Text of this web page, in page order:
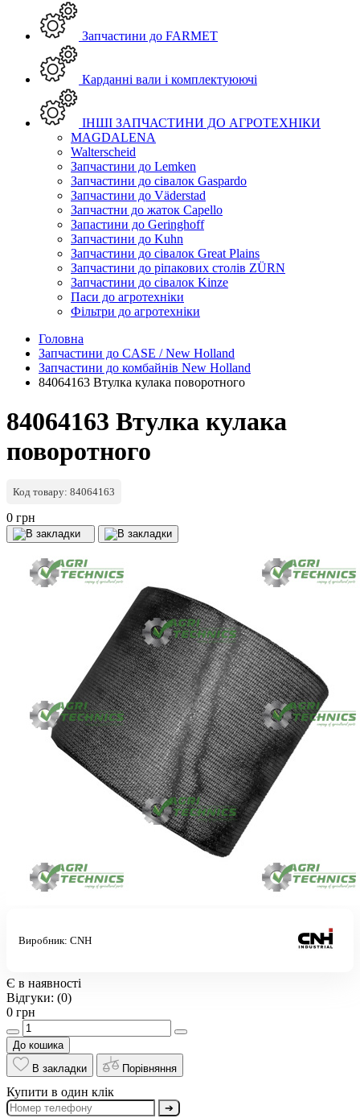
Запчастини до FARMET
Карданні вали і комплектуюючі
ІНШІ ЗАПЧАСТИНИ ДО АГРОТЕХНІКИ
MAGDALENA
Walterscheid
Запчастини до Lemken
Запчастини до сівалок Gaspardo
Запчастини до Väderstad
Запчастни до жаток Capello
Запастини до Geringhoff
Запчастини до Kuhn
Запчастини до сівалок Great Plains
Запчастини до ріпакових столів ZÜRN
Запчастини до сівалок Kinze
Паси до агротехніки
Фільтри до агротехніки
Головна
Запчастини до CASE / New Holland
Запчастини до комбайнів New Holland
84064163 Втулка кулака поворотного
84064163 Втулка кулака
поворотного
Код товару: 84064163
0 грн
Виробник: CNH
Є в наявності
Відгуки: (0)
0 грн
До кошика
В закладки
Порівняння
Купити в один клік
➔